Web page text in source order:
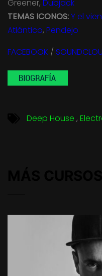
Greener, Dubjack
TEMAS ICONOS:Y el
Atlántico, Pendejo
FACEBOOK /
Deep House